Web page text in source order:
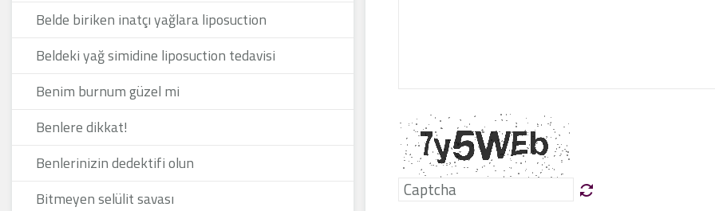
Belde biriken inatçı yağlara liposuction
Beldeki yağ simidine liposuction tedavisi
Benim burnum güzel mi
Benlere dikkat!
Benlerinizin dedektifi olun
Bitmeyen selülit savası